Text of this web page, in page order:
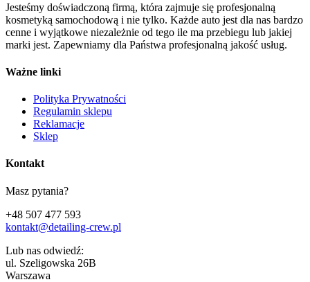
Jesteśmy doświadczoną firmą, która zajmuje się profesjonalną
kosmetyką samochodową i nie tylko. Każde auto jest dla nas bardzo
cenne i wyjątkowe niezależnie od tego ile ma przebiegu lub jakiej
marki jest. Zapewniamy dla Państwa profesjonalną jakość usług.
Ważne linki
Polityka Prywatności
Regulamin sklepu
Reklamacje
Sklep
Kontakt
Masz pytania?
+48 507 477 593
kontakt@detailing-crew.pl
Lub nas odwiedź:
ul. Szeligowska 26B
Warszawa